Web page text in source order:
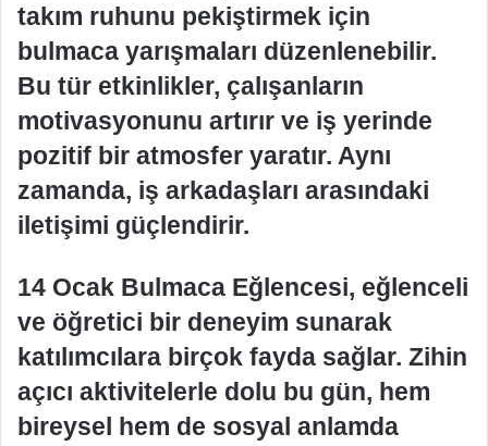
takım ruhunu pekiştirmek için
bulmaca yarışmaları düzenlenebilir.
Bu tür etkinlikler, çalışanların
motivasyonunu artırır ve iş yerinde
pozitif bir atmosfer yaratır. Aynı
zamanda, iş arkadaşları arasındaki
iletişimi güçlendirir.
14 Ocak Bulmaca Eğlencesi, eğlenceli
ve öğretici bir deneyim sunarak
katılımcılara birçok fayda sağlar. Zihin
açıcı aktivitelerle dolu bu gün, hem
bireysel hem de sosyal anlamda